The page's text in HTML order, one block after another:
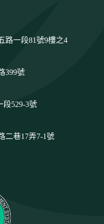
路一段81號9樓之4
399號
段529-3號
二巷17弄7-1號